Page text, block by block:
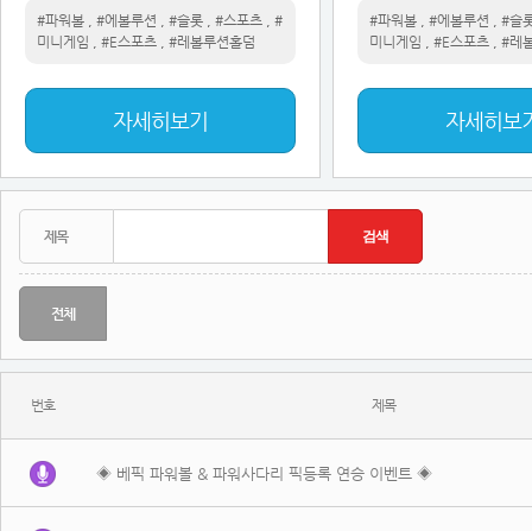
#파워볼 #에볼루션 #슬롯 #스포츠
#
미니게임
#E스포츠 #레볼루션홀덤
자세히보기
#파워볼 #에볼루션
#슬
미니게임
#E스포츠 #레
자세히보
전체
번호 제목
◈ 베픽 파워볼 & 파워사다리 픽등록 연승 이벤트 ◈